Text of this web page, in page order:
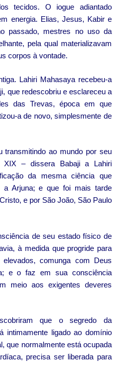
tecidos. O iogue adiantado
energia. Elias, Jesus, Kabir e
passado, mestres no uso da
pela qual materializavam
corpos à vontade.
Lahiri Mahasaya recebeu-a
que redescobriu e esclareceu a
das Trevas, época em que
a de novo, simplesmente de
transmitindo ao mundo por seu
XIX – dissera Babaji a Lahiri
da mesma ciência que
a Arjuna; e que foi mais tarde
e por São João, São Paulo
de seu estado físico de
à medida que progride para
comunga com Deus
e o faz em sua consciência
meio aos exigentes deveres
que o segredo da
intimamente ligado ao domínio
que normalmente está ocupada
precisa ser liberada para